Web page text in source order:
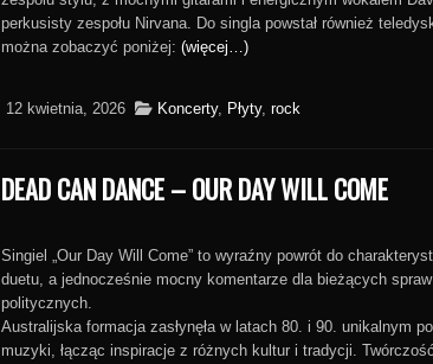
perkusisty zespołu Nirvana. Do singla powstał również
można zobaczyć poniżej: (więcej…)
12 kwietnia, 2026 Koncerty, Płyty, rock
DEAD CAN DANCE – OUR DAY WILL COME
Singiel „Our Day Will Come” to wyraźny powrót do
duetu, a jednocześnie mocny komentarze dla bieżących
politycznych.
Australijska formacja zasłynęła w latach 80. i 90. unikalnym
muzyki, łącząc inspiracje z różnych kultur i tradycji.